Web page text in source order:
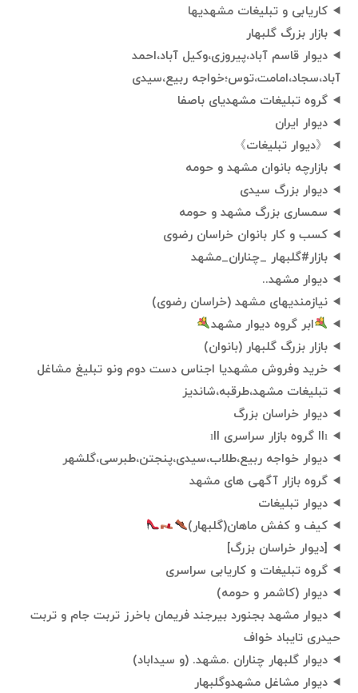
کاریابی و تبلیغات مشهدیها
بازار بزرگ گلبهار
دیوار قاسم آباد،پیروزی،وکیل آباد،احمد
آباد،سجاد،امامت،توس؛خواجه ربیع،سیدی
گروه تبلیغات مشهدیای باصفا
دیوار ایران
《دیوار تبلیغات》
بازارچه بانوان مشهد و حومه
دیوار بزرگ سیدی
سمساری بزرگ مشهد و حومه
کسب و کار بانوان خراسان رضوی
بازار#گلبهار _چناران_مشهد
دیوار مشهد..
نیازمندیهای مشهد (خراسان رضوی)
ابر گروه دیوار مشهد
بازار بزرگ گلبهار (بانوان)
خرید وفروش مشهدیا اجناس دست دوم ونو تبلیغ مشاغل
تبلیغات مشهد،طرقبه،شاندیز
دیوار خراسان بزرگ
llı گروه بازار سراسری ıll
دیوار خواجه ربیع،طلاب،سیدی،پنجتن،طبرسی،گلشهر
گروه بازار آگهی های مشهد
دیوار تبلیغات
کیف و کفش ماهان(گلبهار)
[دیوار خراسان بزرگ]
گروه تبلیغات و کاریابی سراسری
دیوار (کاشمر و حومه)
دیوار مشهد بجنورد بیرجند فریمان باخرز تربت جام و تربت
حیدری تایباد خواف
دیوار گلبهار چناران .مشهد. (و سیداباد)
دیوار مشاغل مشهدوگلبهار